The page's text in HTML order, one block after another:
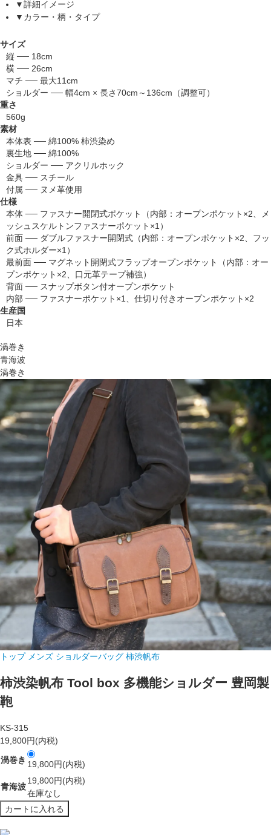
▼詳細イメージ
▼カラー・柄・タイプ
サイズ
縦 ── 18cm
横 ── 26cm
マチ ── 最大11cm
ショルダー ── 幅4cm × 長さ70cm～136cm（調整可）
重さ
560g
素材
本体表 ── 綿100% 柿渋染め
裏生地 ── 綿100%
ショルダー ── アクリルホック
金具 ── スチール
付属 ── ヌメ革使用
仕様
本体 ── ファスナー開閉式ポケット（内部：オープンポケット×2、メ
ッシュスケルトンファスナーポケット×1）
前面 ── ダブルファスナー開閉式（内部：オープンポケット×2、フッ
ク式ホルダー×1）
最前面 ── マグネット開閉式フラップオープンポケット（内部：オー
プンポケット×2、口元革テープ補強）
背面 ── スナップボタン付オープンポケット
内部 ── ファスナーポケット×1、仕切り付きオープンポケット×2
生産国
日本
渦巻き
青海波
渦巻き
トップ メンズ ショルダーバッグ 柿渋帆布
柿渋染帆布 Tool box 多機能ショルダー 豊岡製
鞄
KS-315
19,800円(内税)
渦巻き 19,800円(内税)
青海波
19,800円(内税)
在庫なし
カートに入れる